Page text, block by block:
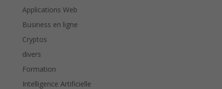
Applications Web
Business en ligne
Cryptos
divers
Formation
Intelligence Artificielle